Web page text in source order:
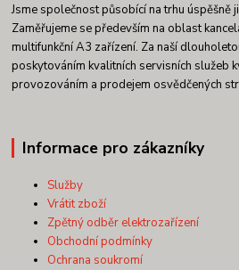
Jsme společnost působící na trhu úspěšně
Zaměřujeme se především na oblast
multifunkční A3 zařízení. Za naší
poskytováním kvalitních servisních služeb
provozováním a prodejem osvědčených
Informace pro zákazníky
Služby
Vrátit zboží
Zpětný odběr elektrozařízení
Obchodní podmínky
Ochrana soukromí